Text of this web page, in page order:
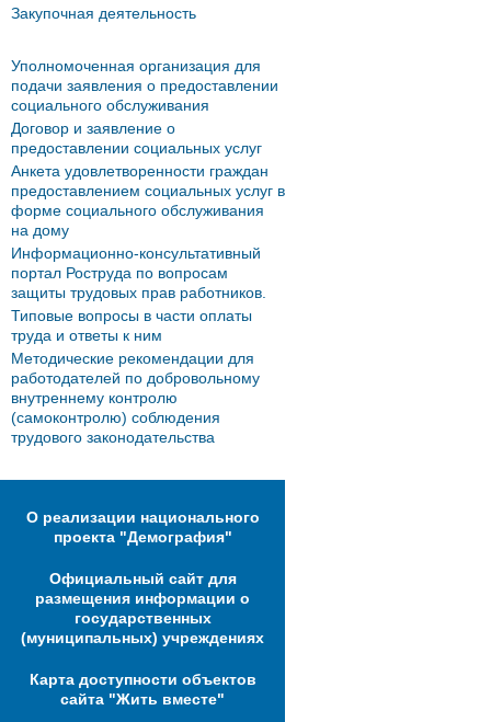
Закупочная деятельность
Уполномоченная организация для
подачи заявления о предоставлении
социального обслуживания
Договор и заявление о
предоставлении социальных услуг
Анкета удовлетворенности граждан
предоставлением социальных услуг в
форме социального обслуживания
на дому
Информационно-консультативный
портал Роструда по вопросам
защиты трудовых прав работников.
Типовые вопросы в части оплаты
труда и ответы к ним
Методические рекомендации для
работодателей по добровольному
внутреннему контролю
(самоконтролю) соблюдения
трудового законодательства
О реализации национального
проекта "Демография"
Официальный сайт для
размещения информации о
государственных
(муниципальных) учреждениях
Карта доступности объектов
сайта "Жить вместе"